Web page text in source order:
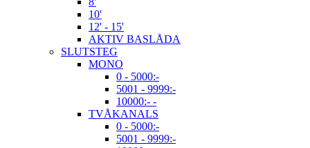
10'
12' - 15'
AKTIV BASLÅDA
SLUTSTEG
MONO
0 - 5000:-
5001 - 9999:-
10000:- -
TVÅKANALS
0 - 5000:-
5001 - 9999:-